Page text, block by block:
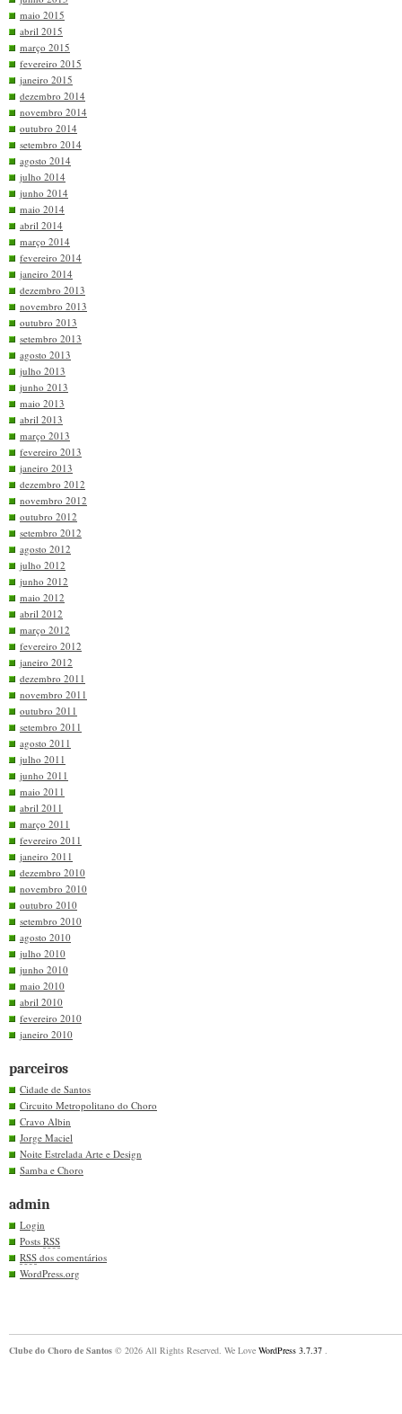
maio 2015
abril 2015
março 2015
fevereiro 2015
janeiro 2015
dezembro 2014
novembro 2014
outubro 2014
setembro 2014
agosto 2014
julho 2014
junho 2014
maio 2014
abril 2014
março 2014
fevereiro 2014
janeiro 2014
dezembro 2013
novembro 2013
outubro 2013
setembro 2013
agosto 2013
julho 2013
junho 2013
maio 2013
abril 2013
março 2013
fevereiro 2013
janeiro 2013
dezembro 2012
novembro 2012
outubro 2012
setembro 2012
agosto 2012
julho 2012
junho 2012
maio 2012
abril 2012
março 2012
fevereiro 2012
janeiro 2012
dezembro 2011
novembro 2011
outubro 2011
setembro 2011
agosto 2011
julho 2011
junho 2011
maio 2011
abril 2011
março 2011
fevereiro 2011
janeiro 2011
dezembro 2010
novembro 2010
outubro 2010
setembro 2010
agosto 2010
julho 2010
junho 2010
maio 2010
abril 2010
fevereiro 2010
janeiro 2010
parceiros
Cidade de Santos
Circuito Metropolitano do Choro
Cravo Albin
Jorge Maciel
Noite Estrelada Arte e Design
Samba e Choro
admin
Login
Posts RSS
RSS dos comentários
WordPress.org
Clube do Choro de Santos © 2026 All Rights Reserved. We Love WordPress 3.7.37 .